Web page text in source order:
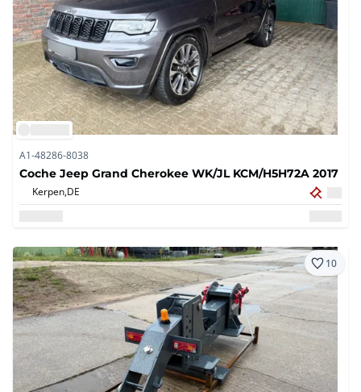
A1-48286-8038
Coche Jeep Grand Cherokee WK/JL KCM/H5H72A 2017
Kerpen,DE
10